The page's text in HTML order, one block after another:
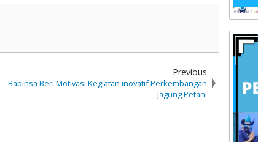
Previous
Babinsa Beri Motivasi Kegiatan inovatif Perkembangan
Jagung Petani